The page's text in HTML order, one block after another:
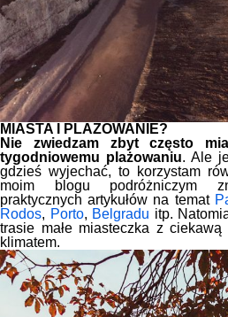
MIASTA I PLAŻOWANIE?
Nie zwiedzam zbyt często
tygodniowemu plażowaniu. Ale
gdzieś wyjechać, to korzystam
moim blogu podróżniczym
praktycznych artykułów na temat
Rodos, Porto, Belgradu itp.
trasie małe miasteczka z
klimatem.